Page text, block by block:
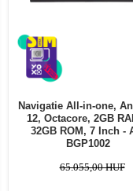
Navigatie All-in-one,
12, Octacore, 2GB
32GB ROM, 7 Inch -
BGP1002
65.055,00 HUF